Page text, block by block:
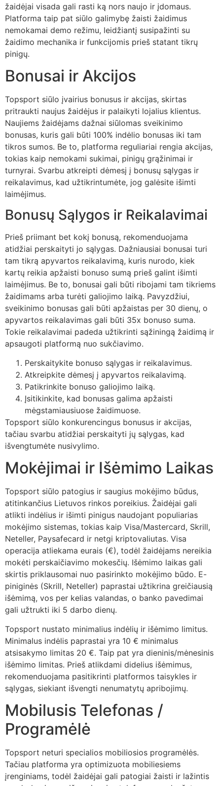
žaidėjai visada gali rasti ką nors naujo ir įdomaus.
Platforma taip pat siūlo galimybę žaisti žaidimus
nemokamai demo režimu, leidžiantį susipažinti su
žaidimo mechanika ir funkcijomis prieš statant tikrų
pinigų.
Bonusai ir Akcijos
Topsport siūlo įvairius bonusus ir akcijas, skirtas
pritraukti naujus žaidėjus ir palaikyti lojalius klientus.
Naujiems žaidėjams dažnai siūlomas sveikinimo
bonusas, kuris gali būti 100% indėlio bonusas iki tam
tikros sumos. Be to, platforma reguliariai rengia akcijas,
tokias kaip nemokami sukimai, pinigų grąžinimai ir
turnyrai. Svarbu atkreipti dėmesį į bonusų sąlygas ir
reikalavimus, kad užtikrintumėte, jog galėsite išimti
laimėjimus.
Bonusų Sąlygos ir Reikalavimai
Prieš priimant bet kokį bonusą, rekomenduojama
atidžiai perskaityti jo sąlygas. Dažniausiai bonusai turi
tam tikrą apyvartos reikalavimą, kuris nurodo, kiek
kartų reikia apžaisti bonuso sumą prieš galint išimti
laimėjimus. Be to, bonusai gali būti ribojami tam tikriems
žaidimams arba turėti galiojimo laiką. Pavyzdžiui,
sveikinimo bonusas gali būti apžaistas per 30 dienų, o
apyvartos reikalavimas gali būti 35x bonuso suma.
Tokie reikalavimai padeda užtikrinti sąžiningą žaidimą ir
apsaugoti platformą nuo sukčiavimo.
Perskaitykite bonuso sąlygas ir reikalavimus.
Atkreipkite dėmesį į apyvartos reikalavimą.
Patikrinkite bonuso galiojimo laiką.
Įsitikinkite, kad bonusas galima apžaisti
mėgstamiausiuose žaidimuose.
Topsport siūlo konkurencingus bonusus ir akcijas,
tačiau svarbu atidžiai perskaityti jų sąlygas, kad
išvengtumėte nusivylimo.
Mokėjimai ir Išėmimo Laikas
Topsport siūlo patogius ir saugius mokėjimo būdus,
atitinkančius Lietuvos rinkos poreikius. Žaidėjai gali
atlikti indėlius ir išimti pinigus naudojant populiarias
mokėjimo sistemas, tokias kaip Visa/Mastercard, Skrill,
Neteller, Paysafecard ir netgi kriptovaliutas. Visa
operacija atliekama eurais (€), todėl žaidėjams nereikia
mokėti perskaičiavimo mokesčių. Išėmimo laikas gali
skirtis priklausomai nuo pasirinkto mokėjimo būdo. E-
piniginės (Skrill, Neteller) paprastai užtikrina greičiausią
išėmimą, vos per kelias valandas, o banko pavedimai
gali užtrukti iki 5 darbo dienų.
Topsport nustato minimalius indėlių ir išėmimo limitus.
Minimalus indėlis paprastai yra 10 € minimalus
atsisakymo limitas 20 €. Taip pat yra dieninis/mėnesinis
išėmimo limitas. Prieš atlikdami didelius išėmimus,
rekomenduojama pasitikrinti platformos taisykles ir
sąlygas, siekiant išvengti nenumatytų apribojimų.
Mobilusis Telefonas /
Programėlė
Topsport neturi specialios mobiliosios programėlės.
Tačiau platforma yra optimizuota mobiliesiems
įrenginiams, todėl žaidėjai gali patogiai žaisti ir lažintis